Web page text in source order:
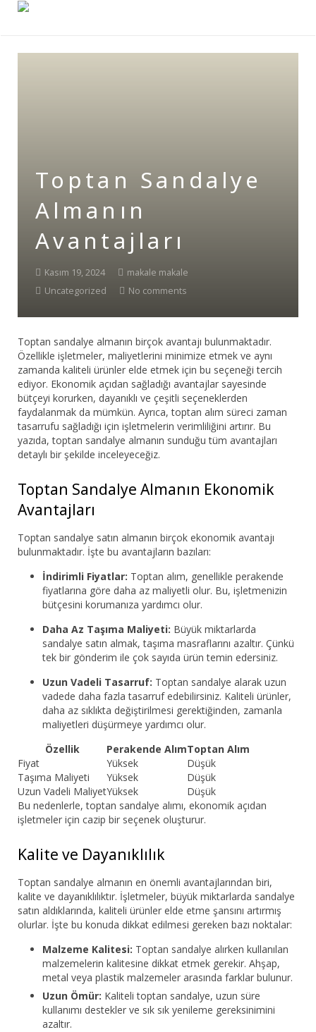
Toptan Sandalye
Almanın
Avantajları
Kasım 19, 2024
makale makale
Uncategorized
No comments
Toptan sandalye almanın birçok avantajı bulunmaktadır.
Özellikle işletmeler, maliyetlerini minimize etmek ve aynı
zamanda kaliteli ürünler elde etmek için bu seçeneği tercih
ediyor. Ekonomik açıdan sağladığı avantajlar sayesinde
bütçeyi korurken, dayanıklı ve çeşitli seçeneklerden
faydalanmak da mümkün. Ayrıca, toptan alım süreci zaman
tasarrufu sağladığı için işletmelerin verimliliğini artırır. Bu
yazıda, toptan sandalye almanın sunduğu tüm avantajları
detaylı bir şekilde inceleyeceğiz.
Toptan Sandalye Almanın Ekonomik
Avantajları
Toptan sandalye satın almanın birçok ekonomik avantajı
bulunmaktadır. İşte bu avantajların bazıları:
İndirimli Fiyatlar: Toptan alım, genellikle perakende
fiyatlarına göre daha az maliyetli olur. Bu, işletmenizin
bütçesini korumanıza yardımcı olur.
Daha Az Taşıma Maliyeti: Büyük miktarlarda
sandalye satın almak, taşıma masraflarını azaltır. Çünkü
tek bir gönderim ile çok sayıda ürün temin edersiniz.
Uzun Vadeli Tasarruf: Toptan sandalye alarak uzun
vadede daha fazla tasarruf edebilirsiniz. Kaliteli ürünler,
daha az sıklıkta değiştirilmesi gerektiğinden, zamanla
maliyetleri düşürmeye yardımcı olur.
Özellik
Perakende AlımToptan Alım
Fiyat
Yüksek
Düşük
Taşıma Maliyeti
Yüksek
Düşük
Uzun Vadeli MaliyetYüksek
Düşük
Bu nedenlerle, toptan sandalye alımı, ekonomik açıdan
işletmeler için cazip bir seçenek oluşturur.
Kalite ve Dayanıklılık
Toptan sandalye almanın en önemli avantajlarından biri,
kalite ve dayanıklılıktır. İşletmeler, büyük miktarlarda sandalye
satın aldıklarında, kaliteli ürünler elde etme şansını artırmış
olurlar. İşte bu konuda dikkat edilmesi gereken bazı noktalar:
Malzeme Kalitesi: Toptan sandalye alırken kullanılan
malzemelerin kalitesine dikkat etmek gerekir. Ahşap,
metal veya plastik malzemeler arasında farklar bulunur.
Uzun Ömür: Kaliteli toptan sandalye, uzun süre
kullanımı destekler ve sık sık yenileme gereksinimini
azaltır.